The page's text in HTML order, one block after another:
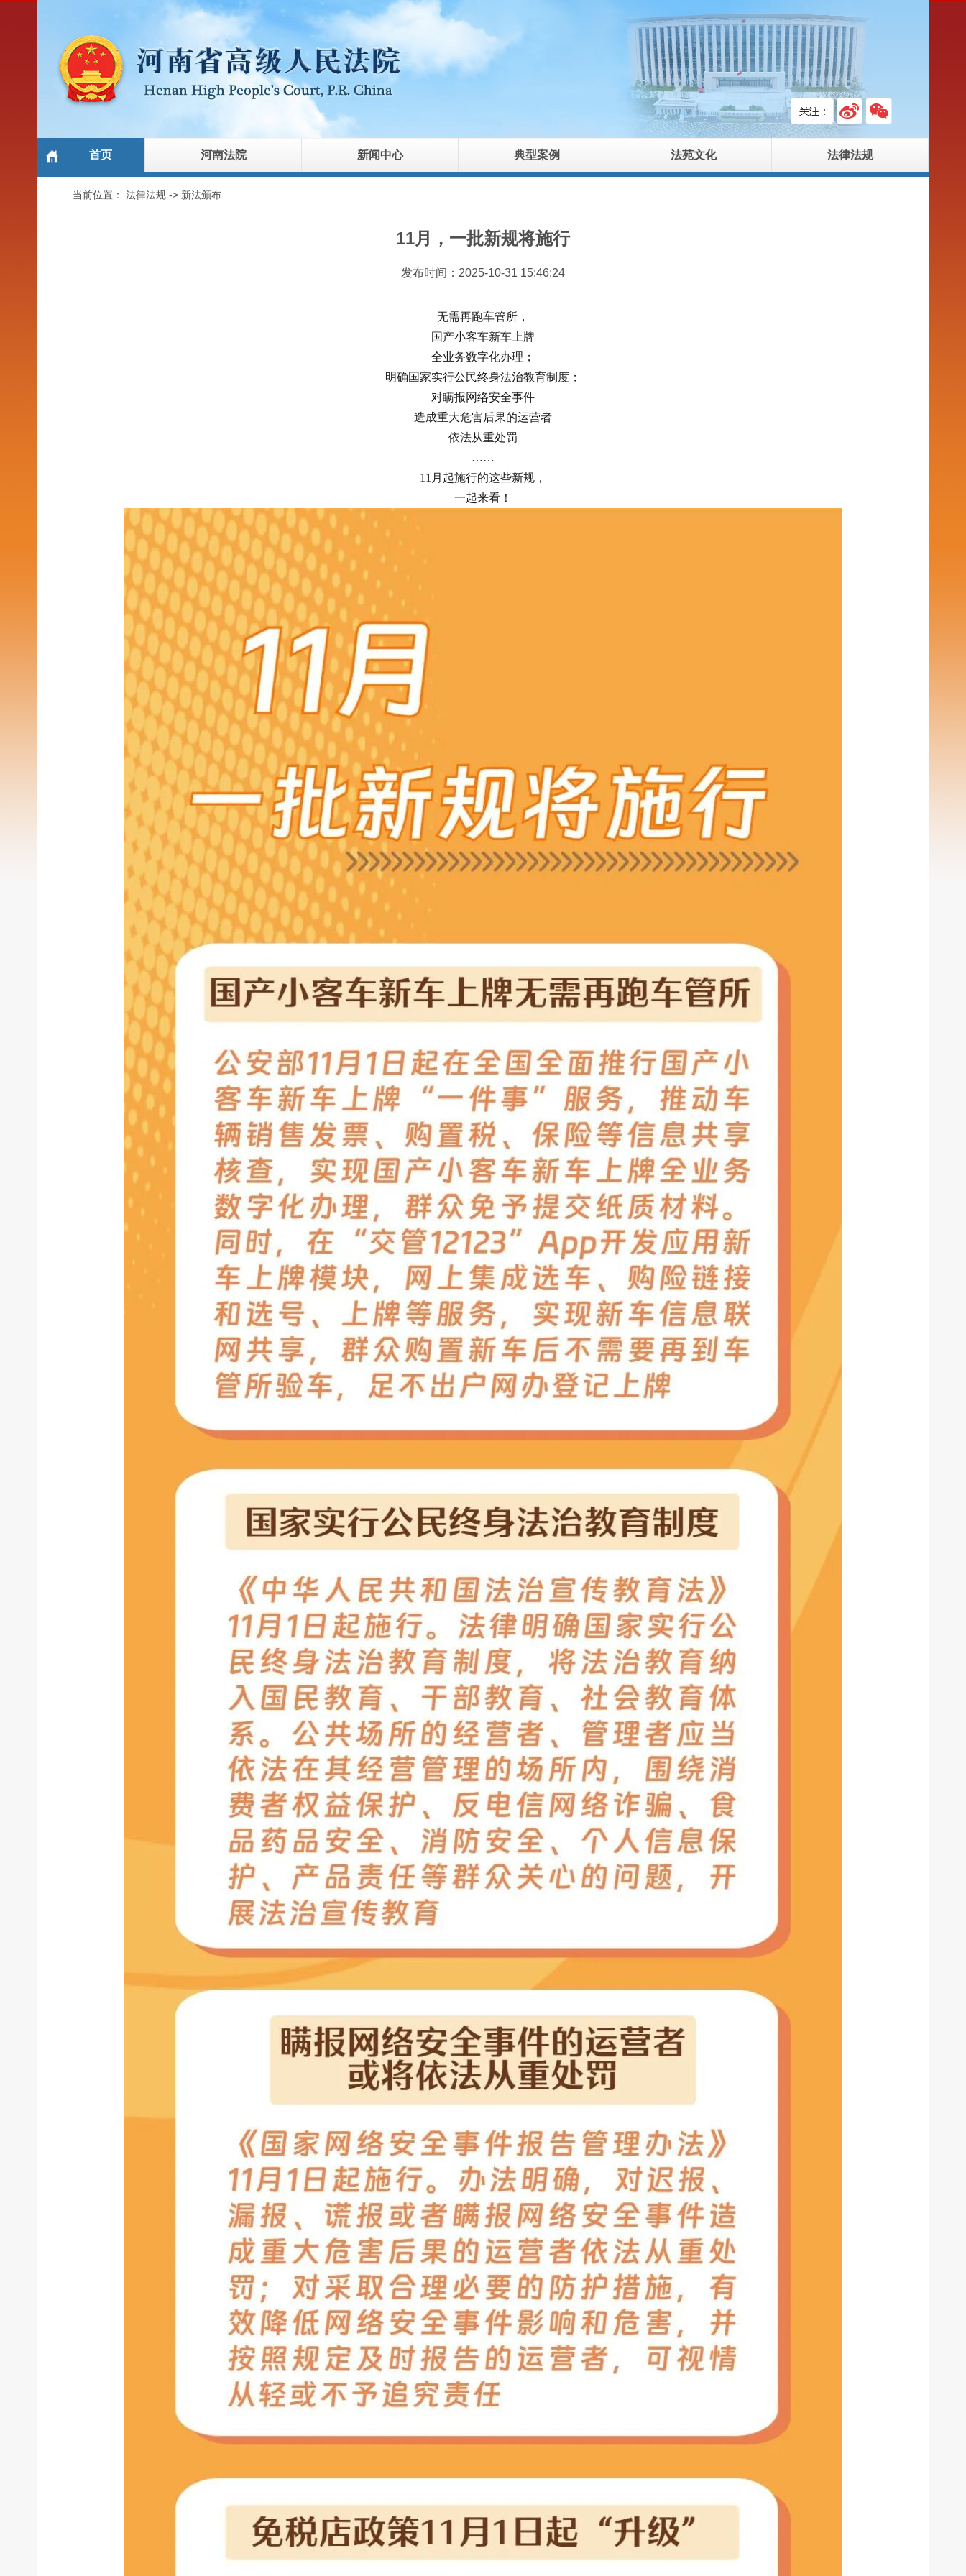
首页 河南法院 新闻中心 典型案例 法苑文化 法律法规
当前位置： 法律法规-> 新法颁布
11月，一批新规将施行
发布时间：2025-10-31 15:46:24
无需再跑车管所，
国产小客车新车上牌
全业务数字化办理；
明确国家实行公民终身法治教育制度；
对瞒报网络安全事件
造成重大危害后果的运营者
依法从重处罚
……
11月起施行的这些新规，
一起来看！